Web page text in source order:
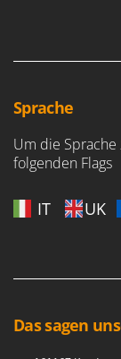
W
Wein- und
Komo
L
Laica
Landxcape
LAR
Lavor
Lisam
Sprache
Um die
folgenden Flags
IT UK
Das sagen